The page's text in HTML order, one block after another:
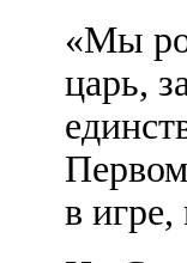
«Мы
царь,
в